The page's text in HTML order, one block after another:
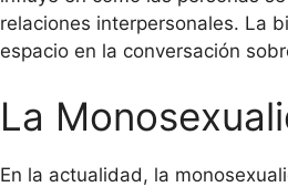
relaciones interpersonales. La
espacio en la conversación
La
En la actualidad, la